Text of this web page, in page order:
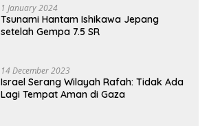
1 January 2024
Tsunami Hantam Ishikawa Jepang
setelah Gempa 7.5 SR
14 December 2023
Israel Serang Wilayah Rafah: Tidak Ada
Lagi Tempat Aman di Gaza